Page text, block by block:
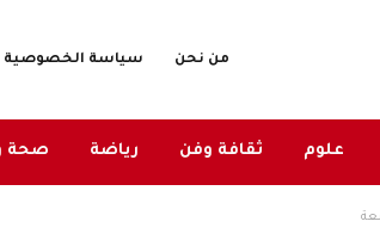
من نحن سياسة الخصوصية
علوم ثقافة وفن رياضة صحة